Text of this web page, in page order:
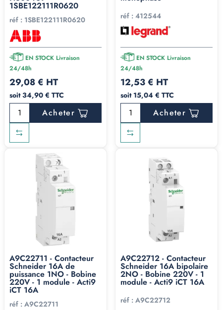
1SBE122111R0620
réf : 1SBE122111R0620
EN STOCK Livraison
24/48h
29,08 € HT
soit 34,90 € TTC
Acheter
réf : 412544
EN STOCK Livraison
24/48h
12,53 € HT
soit 15,04 € TTC
Acheter
A9C22711 - Contacteur
Schneider 16A de
puissance 1NO - Bobine
220V - 1 module - Acti9
iCT 16A
réf : A9C22711
A9C22712 - Contacteur
Schneider 16A bipolaire
2NO - Bobine 220V - 1
module - Acti9 iCT 16A
réf : A9C22712